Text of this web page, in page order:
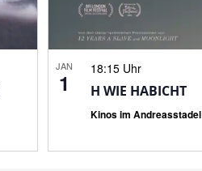
JAN
1
18:15 Uhr
H WIE HABICHT
Kinos im Andreasstadel